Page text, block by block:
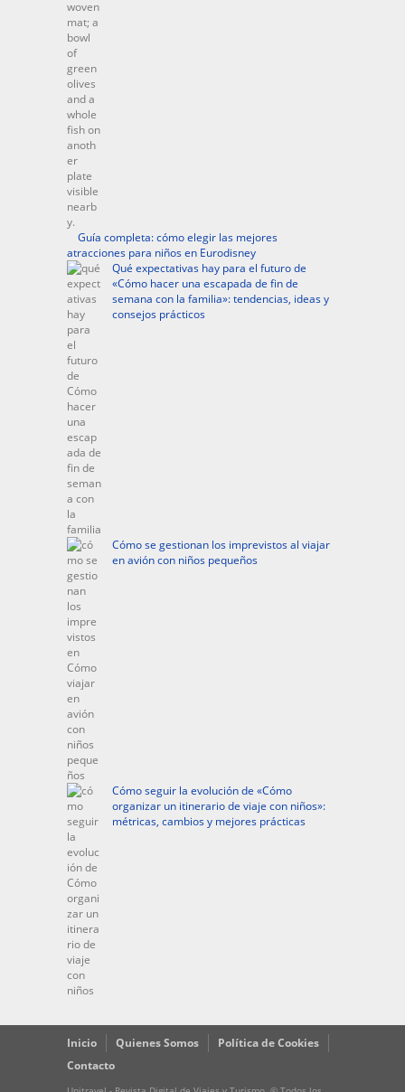
Guía completa: cómo elegir las mejores
atracciones para niños en Eurodisney
Qué expectativas hay para el futuro de
«Cómo hacer una escapada de fin de
semana con la familia»: tendencias, ideas y
consejos prácticos
Cómo se gestionan los imprevistos al viajar
en avión con niños pequeños
Cómo seguir la evolución de «Cómo
organizar un itinerario de viaje con niños»:
métricas, cambios y mejores prácticas
Inicio Quienes Somos
Política de Cookies
Contacto